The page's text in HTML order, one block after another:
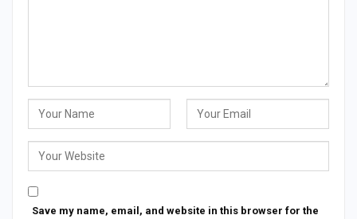
Save my name, email, and website in this browser for the